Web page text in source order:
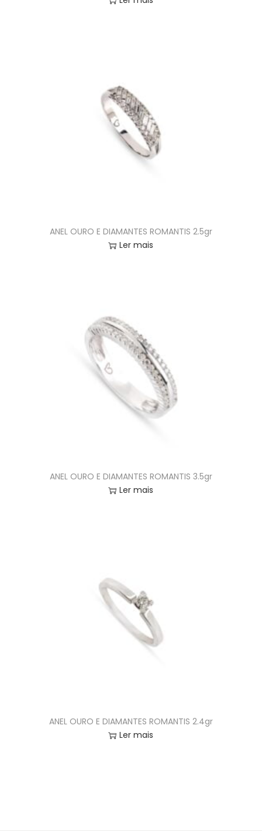
ANEL OURO E DIAMANTES ROMANTIS 2.5gr
Ler mais
ANEL OURO E DIAMANTES ROMANTIS 3.5gr
Ler mais
ANEL OURO E DIAMANTES ROMANTIS 2.4gr
Ler mais